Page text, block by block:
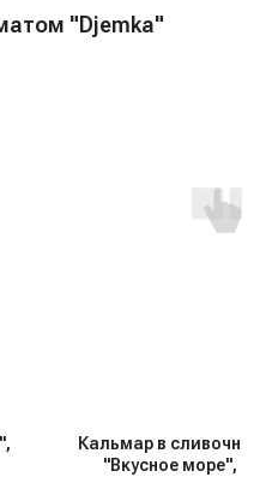
"Djemka"
Кальмар в сливочном
"Вкусное море",